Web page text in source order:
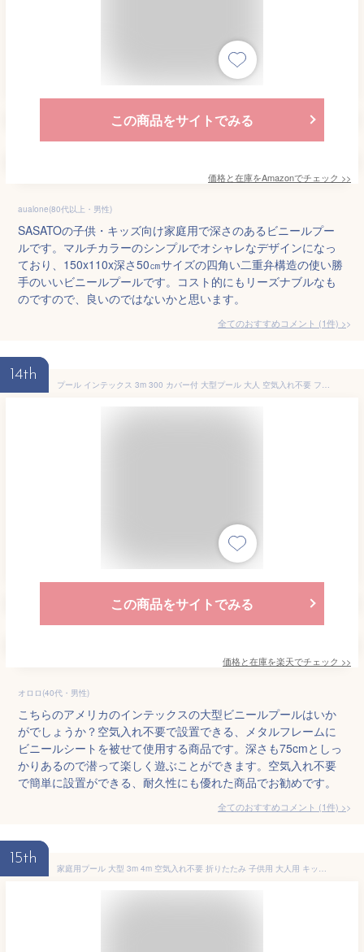
この商品をサイトでみる
価格と在庫をAmazonでチェック >>
aualone(80代以上・男性)
SASATOの子供・キッズ向け家庭用で深さのあるビニールプー
ルです。マルチカラーのシンプルでオシャレなデザインになっ
ており、150x110x深さ50㎝サイズの四角い二重弁構造の使い勝
手のいいビニールプールです。コスト的にもリーズナブルなも
のですので、良いのではないかと思います。
全てのおすすめコメント (1件) >
14th
プール インテックス 3m 300 カバー付 大型プール 大人 空気入れ不要 フレームプール ビニールプール 暑さ対策 大型 家庭用プール メタルフレームプール プール ビニールプール INTEX 大型 長方形 水あそび 家庭用プール キッズ 子供用プール 自宅用プール 簡単設置 深い
この商品をサイトでみる
価格と在庫を楽天でチェック >>
オロロ(40代・男性)
こちらのアメリカのインテックスの大型ビニールプールはいか
がでしょうか？空気入れ不要で設置できる、メタルフレームに
ビニールシートを被せて使用する商品です。深さも75cmとしっ
かりあるので潜って楽しく遊ぶことができます。空気入れ不要
で簡単に設置ができる、耐久性にも優れた商品でお勧めです。
全てのおすすめコメント (1件) >
15th
家庭用プール 大型 3m 4m 空気入れ不要 折りたたみ 子供用 大人用 キッズプール 大型プール ファミリープール 深い 浅い 四角 折り畳み 排水 自立式 水遊び